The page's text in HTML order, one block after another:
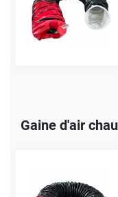
Gaine d'air